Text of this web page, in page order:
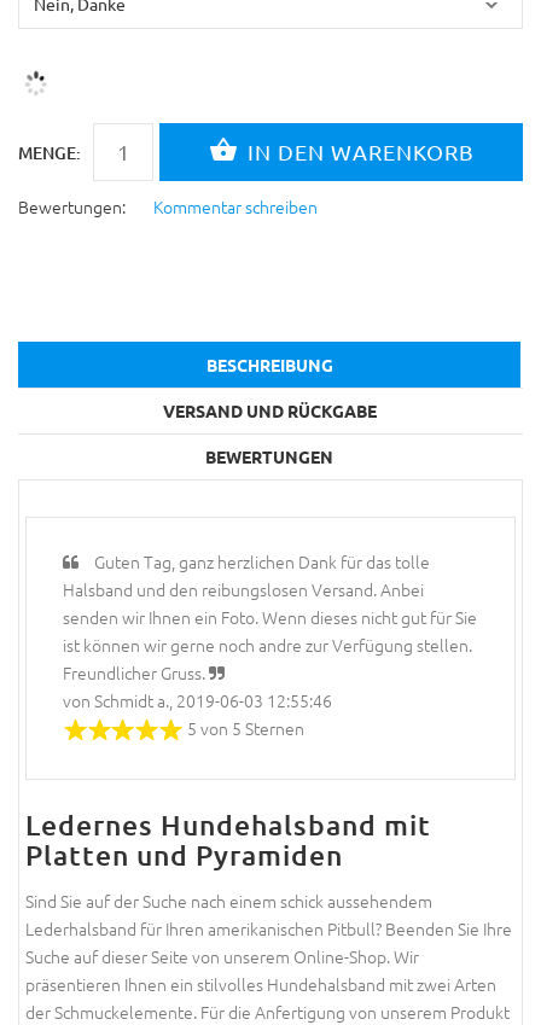
MENGE:
Bewertungen: Kommentar schreiben
BESCHREIBUNG
VERSAND UND RÜCKGABE
BEWERTUNGEN
Guten Tag, ganz herzlichen Dank für das tolle
Halsband und den reibungslosen Versand. Anbei
senden wir Ihnen ein Foto. Wenn dieses nicht gut für Sie
ist können wir gerne noch andre zur Verfügung stellen.
Freundlicher Gruss.
von Schmidt a., 2019-06-03 12:55:46
5 von 5 Sternen
Ledernes Hundehalsband mit
Platten und Pyramiden
Sind Sie auf der Suche nach einem schick aussehendem
Lederhalsband für Ihren amerikanischen Pitbull? Beenden Sie Ihre
Suche auf dieser Seite von unserem Online-Shop. Wir
präsentieren Ihnen ein stilvolles Hundehalsband mit zwei Arten
der Schmuckelemente. Für die Anfertigung von unserem Produkt